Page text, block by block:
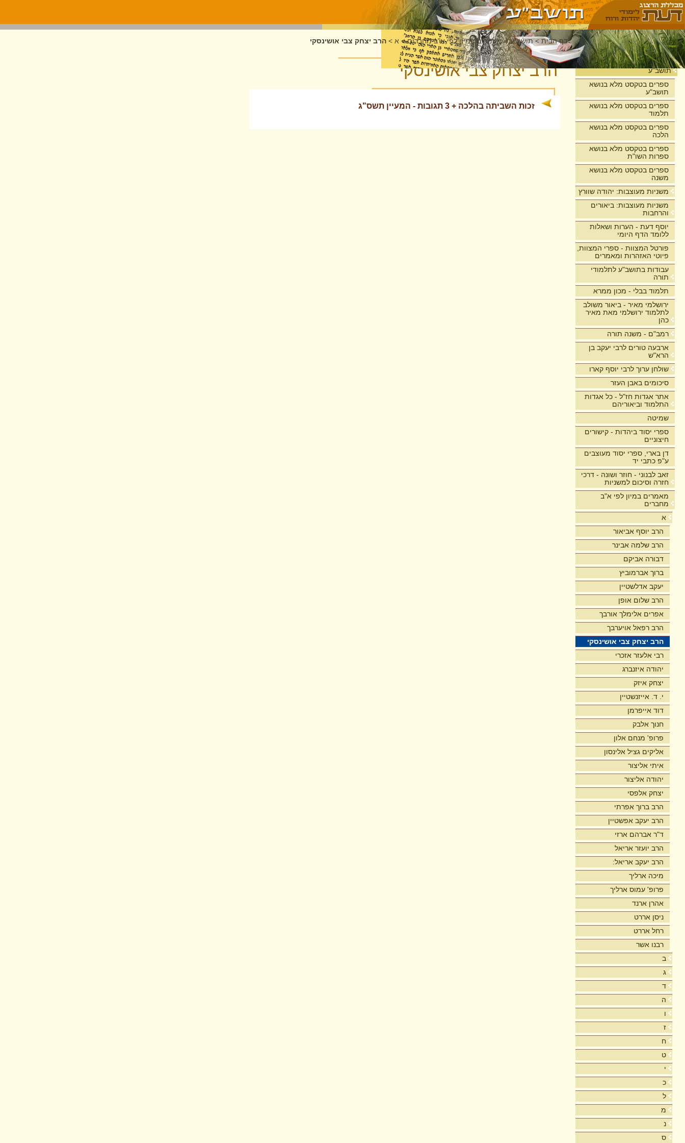
בית
תושב"ע
ספרים בטקסט מלא בנושא
תושב"ע
ספרים בטקסט מלא בנושא
תלמוד
ספרים בטקסט מלא בנושא
הלכה
ספרים בטקסט מלא בנושא
ספרות השו"ת
ספרים בטקסט מלא בנושא
משנה
משניות מעוצבות: יהודה שוורץ
משניות מעוצבות: ביאורים
והרחבות
יוסף דעת - הערות ושאלות
ללומד הדף היומי
פורטל המצוות - ספרי המצוות,
פיוטי האזהרות ומאמרים
עבודות בתושב"ע לתלמודי
תורה
תלמוד בבלי - מכון ממרא
ירושלמי מאיר - ביאור משולב
לתלמוד ירושלמי מאת מאיר
כהן
רמב"ם - משנה תורה
ארבעה טורים לרבי יעקב בן
הרא"ש
שולחן ערוך לרבי יוסף קארו
סיכומים באבן העזר
אתר אגדות חז"ל - כל אגדות
התלמוד וביאוריהם
שמיטה
ספרי יסוד ביהדות - קישורים
חיצוניים
דן בארי, ספרי יסוד מעוצבים
ע"פ כתבי יד
זאב לבנוני - חוזר ושונה - דרכי
חזרה וסיכום למשניות
מאמרים במיון לפי א"ב
מחברים
א
הרב יוסף אביאור
הרב שלמה אבינר
דבורה אביקם
ברוך אברמוביץ
יעקב אדלשטיין
הרב שלום אופן
אפרים אלימלך אורבך
הרב רפאל אויערבך
הרב יצחק צבי אושינסקי
רבי אלעזר אזכרי
יהודה איזנברג
יצחק איזק
י. ד. אייזנשטיין
דוד אייפרמן
חנוך אלבק
פרופ' מנחם אלון
אליקים גציל אלינסון
איתי אליצור
יהודה אליצור
יצחק אלפסי
הרב ברוך אפרתי
הרב יעקב אפשטיין
ד"ר אברהם ארזי
הרב יועזר אריאל
הרב יעקב אריאל:
מיכה ארליך
פרופ' עמוס ארליך
אהרן ארנד
ניסן אררט
רחל אררט
רבנו אשר
ב
ג
ד
ה
ו
ז
ח
ט
י
כ
ל
מ
נ
ס
דף הבית >תושב"ע >מאמרים במיון לפי א"ב מחברים > א > הרב יצחק צבי אושינסקי
הרב יצחק צבי אושינסקי
זכות השביתה בהלכה + 3 תגובות - המעיין תשס"ג